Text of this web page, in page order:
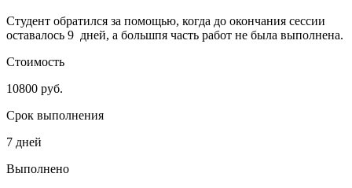
Студент обратился за помощью, когда до окончания сессии
оставалось 9 дней, а большпя часть работ не была выполнена.
Стоимость
10800 руб.
Срок выполнения
7 дней
Выполнено